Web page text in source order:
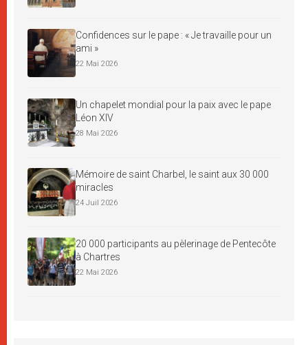
Confidences sur le pape : « Je travaille pour un
ami »
22 Mai 2026
Un chapelet mondial pour la paix avec le pape
Léon XIV
28 Mai 2026
Mémoire de saint Charbel, le saint aux 30 000
miracles
24 Juil 2026
20 000 participants au pèlerinage de Pentecôte
à Chartres
22 Mai 2026